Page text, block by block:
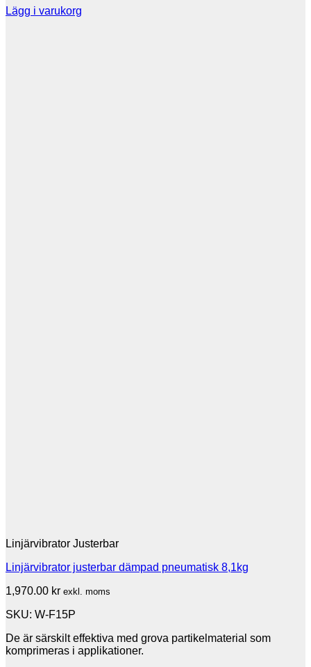
Lägg i varukorg
Linjärvibrator Justerbar
Linjärvibrator justerbar dämpad pneumatisk 8,1kg
1,970.00 kr exkl. moms
SKU: W-F15P
De är särskilt effektiva med grova partikelmaterial som
komprimeras i applikationer.